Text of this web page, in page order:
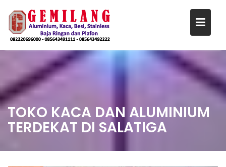
o
n
t
TOKO KACA DAN ALUMINIUM
TERDEKAT DI SALATIGA